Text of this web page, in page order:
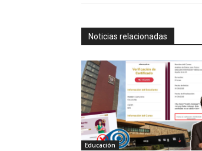
Noticias relacionadas
Educación